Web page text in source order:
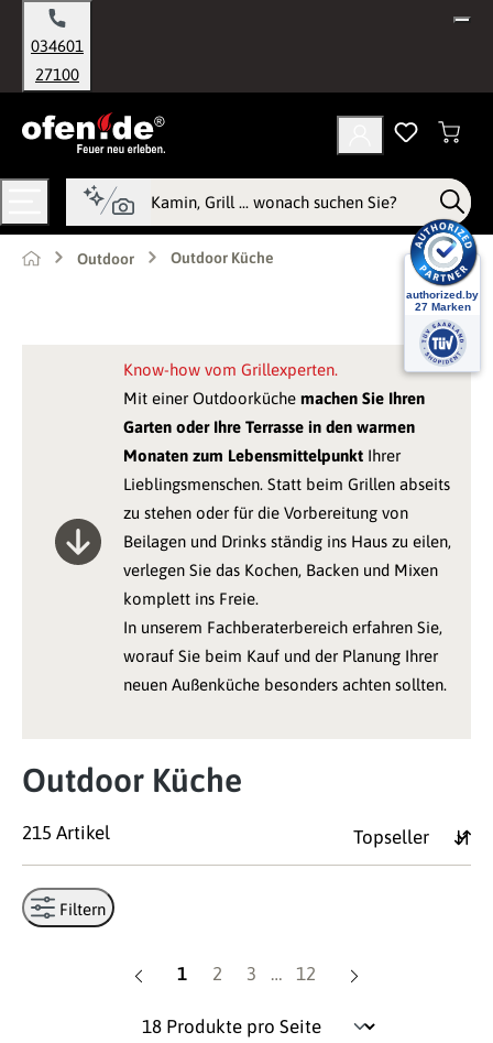
springen
034601
27100
Outdoor Outdoor Küche
Know-how vom Grillexperten.
Mit einer Outdoorküche machen Sie Ihren
Garten oder Ihre Terrasse in den warmen
Monaten zum Lebensmittelpunkt Ihrer
Lieblingsmenschen. Statt beim Grillen abseits
zu stehen oder für die Vorbereitung von
Beilagen und Drinks ständig ins Haus zu eilen,
verlegen Sie das Kochen, Backen und Mixen
komplett ins Freie.
In unserem Fachberaterbereich erfahren Sie,
worauf Sie beim Kauf und der Planung Ihrer
neuen Außenküche besonders achten sollten.
Outdoor Küche
215 Artikel
Filtern
Seite
1 Seite
2 Seite
3 … Seite
12